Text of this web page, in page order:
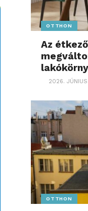
OTTHON
Az
2026. JÚNIUS
OTTHON